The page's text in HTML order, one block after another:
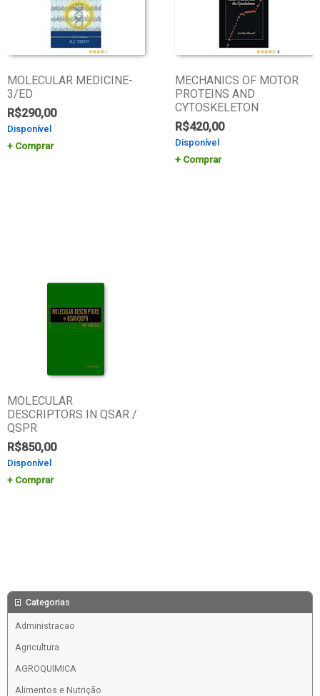
MOLECULAR MEDICINE-
3/ED
R$290,00
Disponível
Comprar
MECHANICS OF MOTOR
PROTEINS AND
CYTOSKELETON
R$420,00
Disponível
Comprar
MOLECULAR
DESCRIPTORS IN QSAR /
QSPR
R$850,00
Disponível
Comprar
Categorias
Administracao
Agricultura
AGROQUIMICA
Alimentos e Nutrição